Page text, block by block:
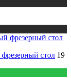
стол 19